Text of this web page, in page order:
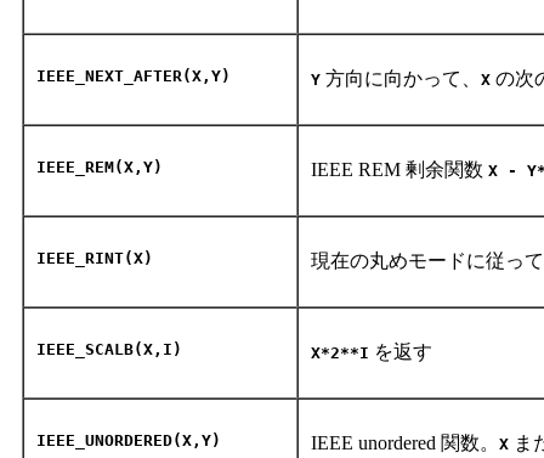
IEEE_NEXT_AFTER(X,Y) Y 方向に向かって、 X の次
IEEE_REM(X,Y) IEEE REM 剰余関数 X -
IEEE_RINT(X) 現在の丸めモードに従っ
IEEE_SCALB(X,I) X*2**I を返す
IEEE_UNORDERED(X,Y) IEEE unordered 関数。 X ま